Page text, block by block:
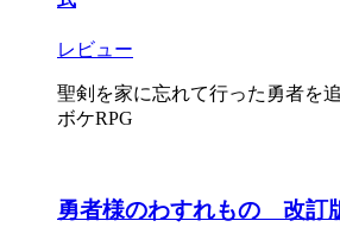
レビュー
聖剣を家に忘れて行った勇者を
ボケRPG
勇者様のわすれもの 改訂